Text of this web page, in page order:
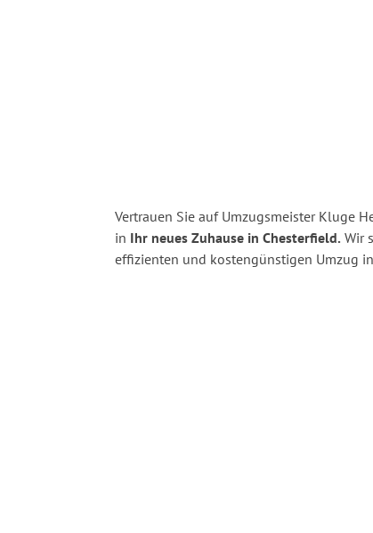
Vertrauen Sie auf Umzugsmeister Kluge
in Ihr neues Zuhause in Chesterfield. Wir
effizienten und kostengünstigen Umzug